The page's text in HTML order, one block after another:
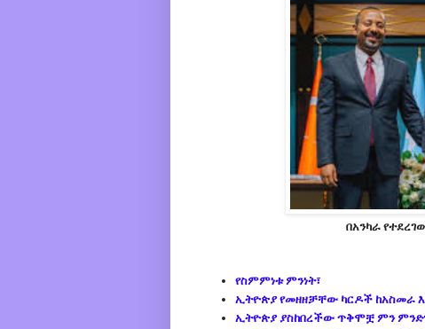
በአንካራ
የስምምነቱ ምንነት፣
ኢትዮጵያ የመዘዘቻቸው ካርዶች ከአስመራ
ኢትዮጵያ ያስከበረችው ጥቅሞቿ ምን